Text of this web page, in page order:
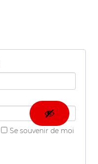
Se souvenir de moi